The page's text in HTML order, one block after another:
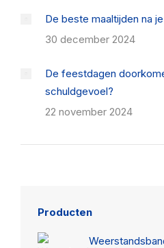
De beste maaltijden na
30 december 2024
De feestdagen
schuldgevoel?
22 november 2024
Producten